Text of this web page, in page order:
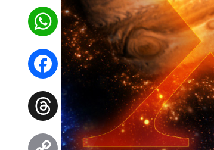
WhatsApp
Facebook
Threads